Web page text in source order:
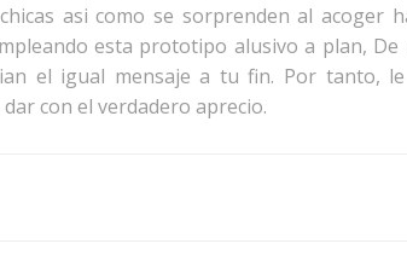
asi­ como se sorprenden al acoger
esta prototipo alusivo a plan,
el igual mensaje a tu fin. Por tanto, le
con el verdadero aprecio.